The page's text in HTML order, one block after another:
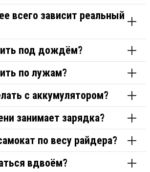
всего зависит реальный
под дождём?
по лужам?
с аккумулятором?
занимает зарядка?
по весу райдера?
вдвоём?